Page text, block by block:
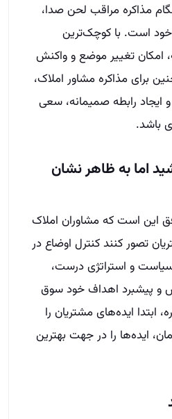
مذاکره مراقب لحن صدا،
است. با کوچک‌ترین
امکان تغییر موضع و واکنش
برای مذاکره مشاور املاک،
و ایجاد رابطه صمیمانه، سعی
باشد.
اما به ظاهر نشان
این است که مشاوران املاک
تصور کنند کنترل اوضاع در
و استراتژی درست،
و پیشبرد اهداف خود سوق
ابتدا ایده‌های مشتریان را
ایده‌ها را در جهت بهترین